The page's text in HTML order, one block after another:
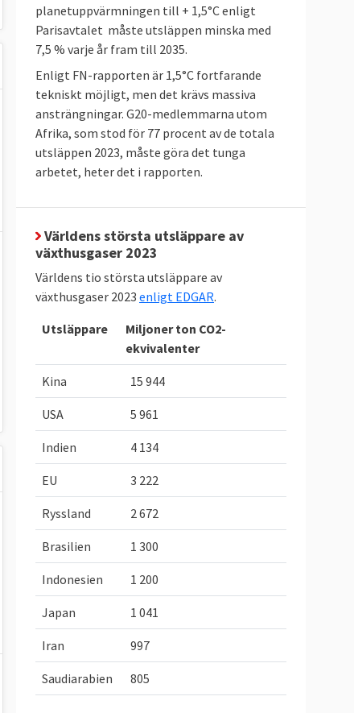
planetuppvärmningen till + 1,5°C enligt
Parisavtalet måste utsläppen minska med
7,5 % varje år fram till 2035.
Enligt FN-rapporten är 1,5°C fortfarande
tekniskt möjligt, men det krävs massiva
ansträngningar. G20-medlemmarna utom
Afrika, som stod för 77 procent av de totala
utsläppen 2023, måste göra det tunga
arbetet, heter det i rapporten.
Världens största utsläppare av
växthusgaser 2023
Världens tio största utsläppare av
växthusgaser 2023 enligt EDGAR.
Utsläppare
Miljoner ton CO2-
ekvivalenter
Kina 15 944
USA 5 961
Indien 4 134
EU 3 222
Ryssland 2 672
Brasilien 1 300
Indonesien 1 200
Japan 1 041
Iran 997
Saudiarabien 805